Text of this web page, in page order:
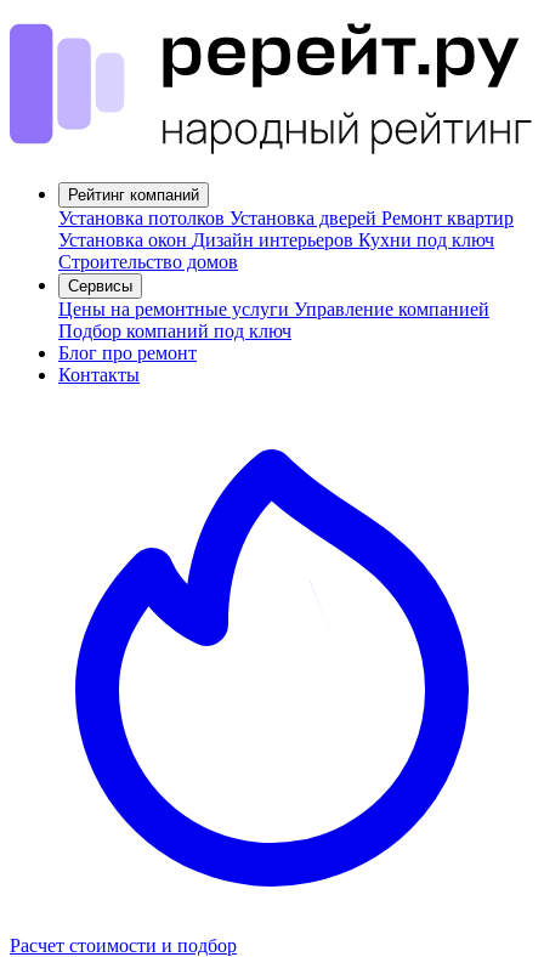
Рейтинг компаний
Установка потолков Установка дверей Ремонт квартир
Установка окон Дизайн интерьеров Кухни под ключ
Строительство домов
Сервисы
Цены на ремонтные услуги Управление компанией
Подбор компаний под ключ
Блог про ремонт
Контакты
Расчет стоимости и подбор